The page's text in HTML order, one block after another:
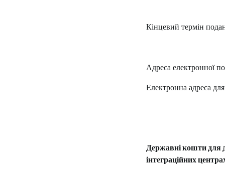
Кінцевий термін
Адреса електронної
Електронна адреса
Державні кошти для
інтеграційних